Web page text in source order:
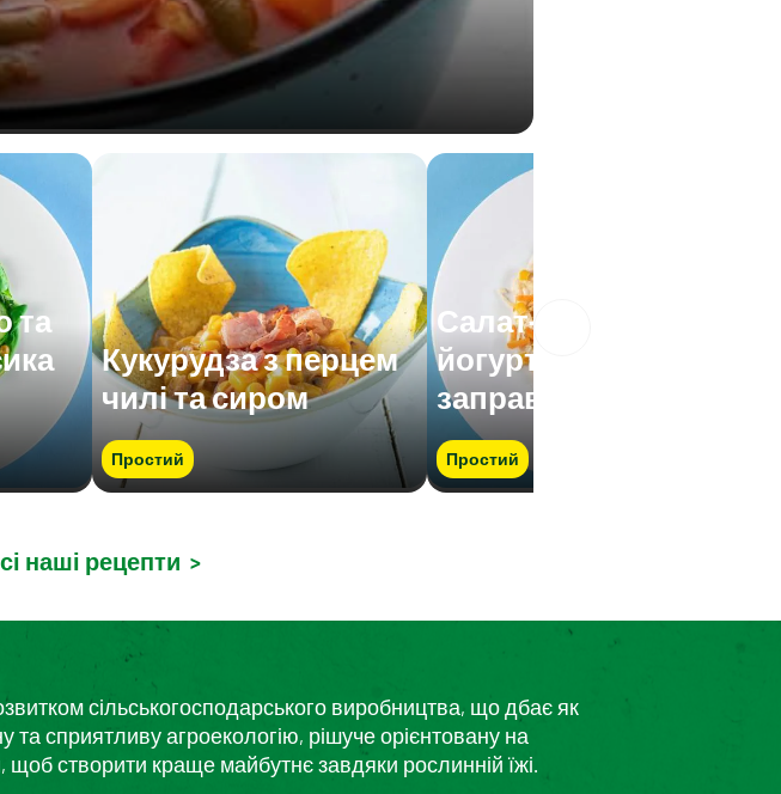
та
Кукурудза з перцем
чилі та сиром
Простий
Салат-асорті з
йогуртовою
заправкою
Простий
наші рецепти >
сільськогосподарського виробництва, що дбає як
сприятливу агроекологію, рішуче орієнтовану на
створити краще майбутнє завдяки рослинній їжі.